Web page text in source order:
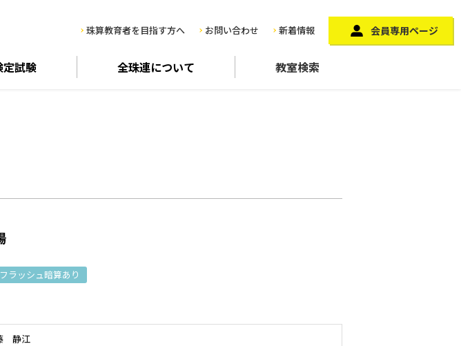
珠算教育者を目指す方へ お問い合わせ 新着情報 会員専用ページ
定試験 全珠連について 教室検索
フラッシュ暗算あり
静江